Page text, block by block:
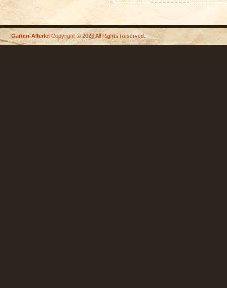
Garten-Allerlei Copyright © 2026 All Rights Reserved.